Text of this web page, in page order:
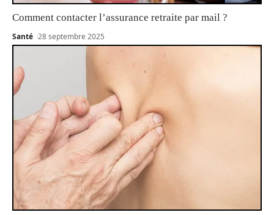
Comment contacter l’assurance retraite par mail ?
Santé 28 septembre 2025